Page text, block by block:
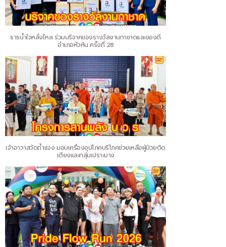
ธารน้ำใจหลั่งไหล ร่วมบริจาคของรางวัลงานกาชาดและของดี
อำเภอหัวหิน ครั้งที่ 28
เจ้าอาวาสวัดถ้ำแจง มอบเครื่องอุปโภคบริโภคช่วยเหลือผู้ป่วยติด
เตียงและกลุ่มเปราะบาง